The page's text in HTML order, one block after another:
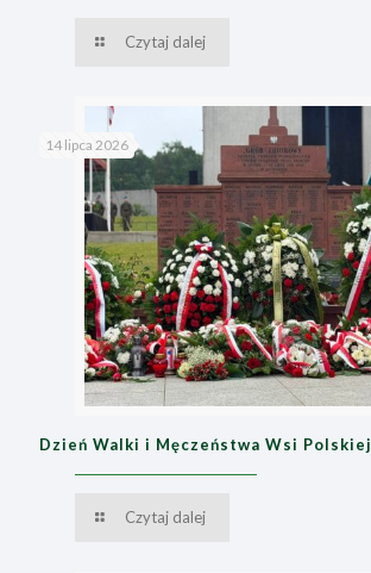
Czytaj dalej
14 lipca 2026
Dzień Walki i Męczeństwa Wsi Polskiej
Czytaj dalej